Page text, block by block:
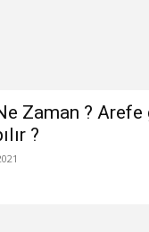
Zaman ? Arefe
?